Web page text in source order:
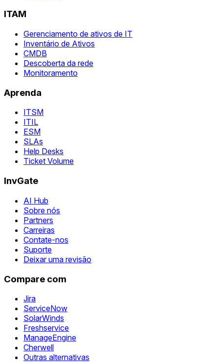
ITAM
Gerenciamento de ativos de IT
Inventário de Ativos
CMDB
Descoberta da rede
Monitoramento
Aprenda
ITSM
ITIL
ESM
SLAs
Help Desks
Ticket Volume
InvGate
AI Hub
Sobre nós
Partners
Carreiras
Contate-nos
Suporte
Deixar uma revisão
Compare com
Jira
ServiceNow
SolarWinds
Freshservice
ManageEngine
Cherwell
Outras alternativas